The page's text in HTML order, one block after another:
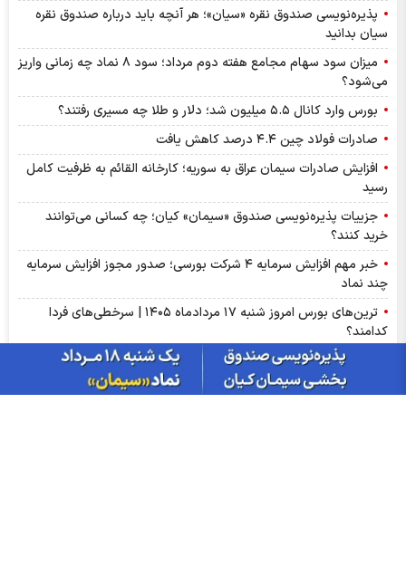
پذیره‌نویسی صندوق نقره «سیان»؛ هر آنچه باید درباره صندوق نقره
سیان بدانید
میزان سود سهام مجامع هفته دوم مرداد؛ سود ۸ نماد چه زمانی واریز
می‌شود؟
بورس وارد کانال ۵.۵ میلیون شد؛ دلار و طلا چه مسیری رفتند؟
صادرات فولاد چین ۴.۴ درصد کاهش یافت
افزایش صادرات سیمان عراق به سوریه؛ کارخانه القائم به ظرفیت کامل
رسید
جزییات پذیره‌نویسی صندوق «سیمان» کیان؛ چه کسانی می‌توانند
خرید کنند؟
خبر مهم افزایش سرمایه ۴ شرکت بورسی؛ صدور مجوز افزایش سرمایه
چند نماد
ترین‌های بورس امروز شنبه ۱۷ مردادماه ۱۴۰۵ | سرخطی‌های فردا
کدامند؟
اخبار مهم بورس فردا یکشنبه ۱۸ مرداد ۱۴۰۵ | از رشد شاخص تا
پذیره‌نویسی صندوق‌ها